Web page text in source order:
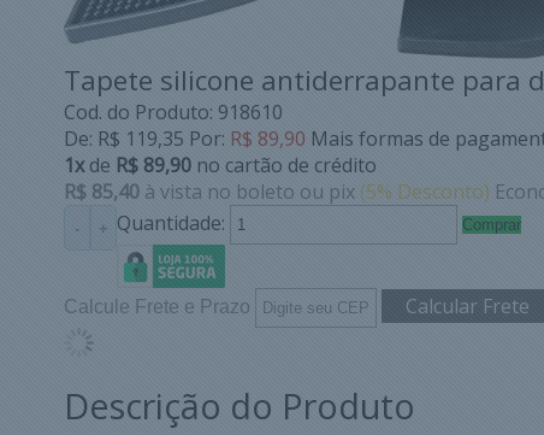
Tapete silicone antiderrapante para
Cod. do Produto: 918610
De: R$ 119,35 Por: R$ 89,90 Mais formas de
1xde R$ 89,90 no cartão de crédito
R$ 85,40 à vista no boleto ou pix (5% Desconto)
Quantidade:
- + Comprar
Calcule Frete e Prazo
Descrição do Produto